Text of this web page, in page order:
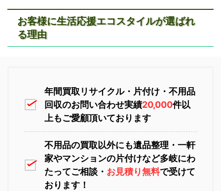
苫小牧不用品回収 室蘭不用品回収
お客様に生活応援エコスタイルが選ばれ
る理由
年間買取リサイクル・片付け・不用品
回収のお問い合わせ実績20,000件以
上もご愛顧頂いております
不用品の買取以外にも遺品整理・一軒
家やマンションの片付けなど多岐にわ
たってご相談・ お見積り無料で受けて
おります！